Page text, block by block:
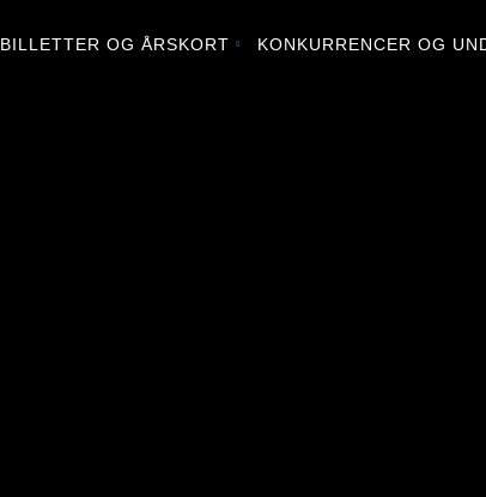
BILLETTER OG ÅRSKORT KONKURRENCER OG